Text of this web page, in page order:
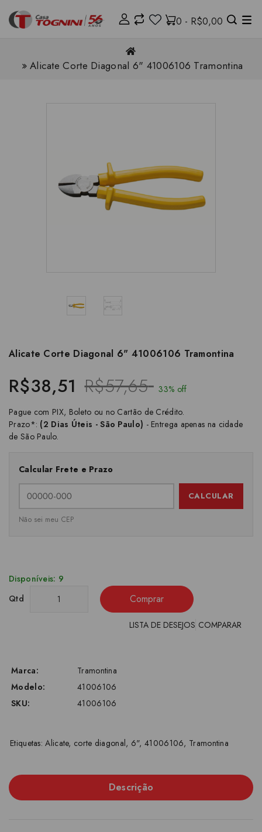
0 - R$0,00
Alicate Corte Diagonal 6" 41006106 Tramontina
Alicate Corte Diagonal 6" 41006106 Tramontina
R$38,51 R$57,65 33% off
Pague com PIX, Boleto ou no Cartão de Crédito.
Prazo*: (2 Dias Úteis - São Paulo) - Entrega apenas na cidade
de São Paulo.
Calcular Frete e Prazo
CALCULAR
Não sei meu CEP
Disponíveis: 9
Qtd
Comprar
LISTA DE DESEJOS COMPARAR
Marca:
Tramontina
Modelo:
41006106
SKU:
41006106
Etiquetas:Alicate, corte diagonal, 6",41006106, Tramontina
Descrição